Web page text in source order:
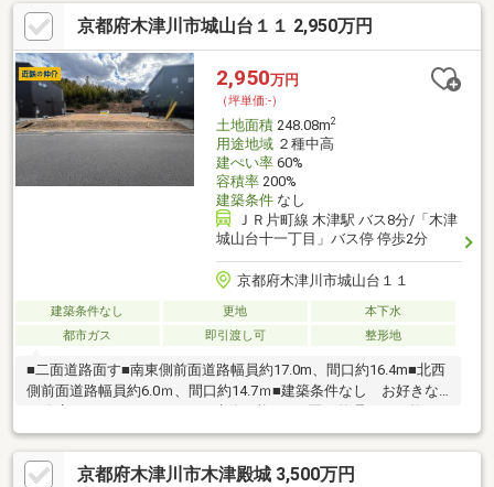
徒歩１１分の好立地！駅前には商業施設・銀行も多数あります！
京都府木津川市城山台１１ 2,950万円
2,950万円
（坪単価:-）
土地面積248.08m2
用途地域２種中高
建ぺい率60%
容積率200%
建築条件なし
ＪＲ片町線 木津駅 バス8分/「木津
城山台十一丁目」バス停 停歩2分
京都府木津川市城山台１１
建築条件なし 更地
本下水
都市ガス
即引渡し可 整形地
■二面道路面す■南東側前面道路幅員約17.0m、間口約16.4m■北西
側前面道路幅員約6.0ｍ、間口約14.7ｍ■建築条件なし お好きな
地■更地■陽当たり良好■城山台では珍しい建蔽率60％、容積率
200％■国道直通
京都府木津川市木津殿城 3,500万円